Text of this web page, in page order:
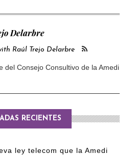
Delarbre
Raúl Trejo Delarbre
del Consejo Consultivo de la Amedi
RECIENTES
ley telecom que la Amedi